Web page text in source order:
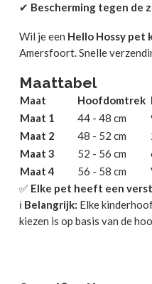
✔ Bescherming tegen de
Wil je een Hello Hossy pet
Amersfoort. Snelle
Maattabel
Maat Hoofdomtrek
Maat 1
44 - 48 cm
Maat 2
48 - 52 cm
Maat 3
52 - 56 cm
Maat 4
56 - 58 cm
✅ Elke pet heeft een
ℹ️ Belangrijk: Elke
kiezen is op basis van de